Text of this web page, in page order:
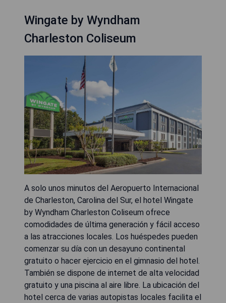
Wingate by Wyndham
Charleston Coliseum
A solo unos minutos del Aeropuerto Internacional
de Charleston, Carolina del Sur, el hotel Wingate
by Wyndham Charleston Coliseum ofrece
comodidades de última generación y fácil acceso
a las atracciones locales. Los huéspedes pueden
comenzar su día con un desayuno continental
gratuito o hacer ejercicio en el gimnasio del hotel.
También se dispone de internet de alta velocidad
gratuito y una piscina al aire libre. La ubicación del
hotel cerca de varias autopistas locales facilita el